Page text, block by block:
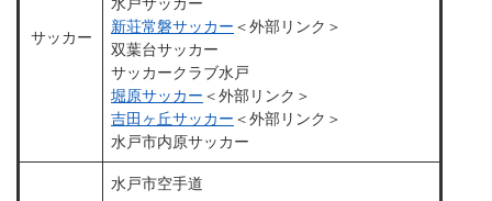
サッカー
水戸サッカー
新荘常磐サッカー ＜外部リンク＞
双葉台サッカー
サッカークラブ水戸
堀原サッカー ＜外部リンク＞
吉田ヶ丘サッカー ＜外部リンク＞
水戸市内原サッカー
水戸市空手道